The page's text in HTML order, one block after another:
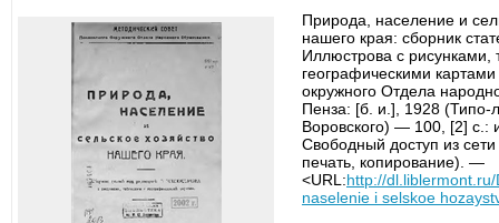
Природа, население и
нашего края: сборник
Иллюстрова с рисунками,
географическими
окружного Отдела
Пенза: [б. и.], 1928 (Типо-
Воровского) — 100, [2] с.:
Свободный доступ из
печать, копирование). —
<URL:http://
naselenie i selskoe